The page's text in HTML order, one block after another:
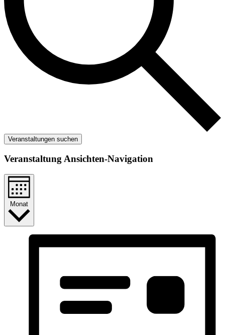
Veranstaltungen suchen
Veranstaltung Ansichten-Navigation
Monat